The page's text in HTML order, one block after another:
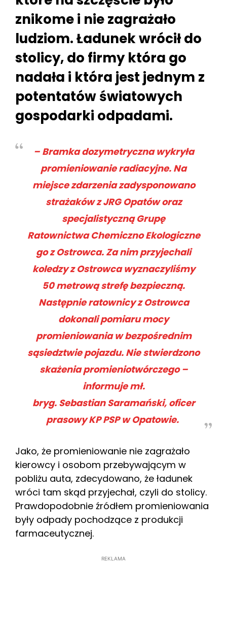
znikome i nie zagrażało
ludziom. Ładunek wrócił do
stolicy, do firmy która go
nadała i która jest jednym z
potentatów światowych
gospodarki odpadami.
– Bramka dozymetryczna wykryła
promieniowanie radiacyjne. Na
miejsce zdarzenia zadysponowano
strażaków z JRG Opatów oraz
specjalistyczną Grupę
Ratownictwa Chemiczno Ekologiczne
go z Ostrowca. Za nim przyjechali
koledzy z Ostrowca wyznaczyliśmy
50 metrową strefę bezpieczną.
Następnie ratownicy z Ostrowca
dokonali pomiaru mocy
promieniowania w bezpośrednim
sąsiedztwie pojazdu. Nie stwierdzono
skażenia promieniotwórczego –
informuje mł.
bryg. Sebastian Saramański, oficer
prasowy KP PSP w Opatowie.
Jako, że promieniowanie nie zagrażało
kierowcy i osobom przebywającym w
pobliżu auta, zdecydowano, że ładunek
wróci tam skąd przyjechał, czyli do stolicy.
Prawdopodobnie źródłem promieniowania
były odpady pochodzące z produkcji
farmaceutycznej.
REKLAMA